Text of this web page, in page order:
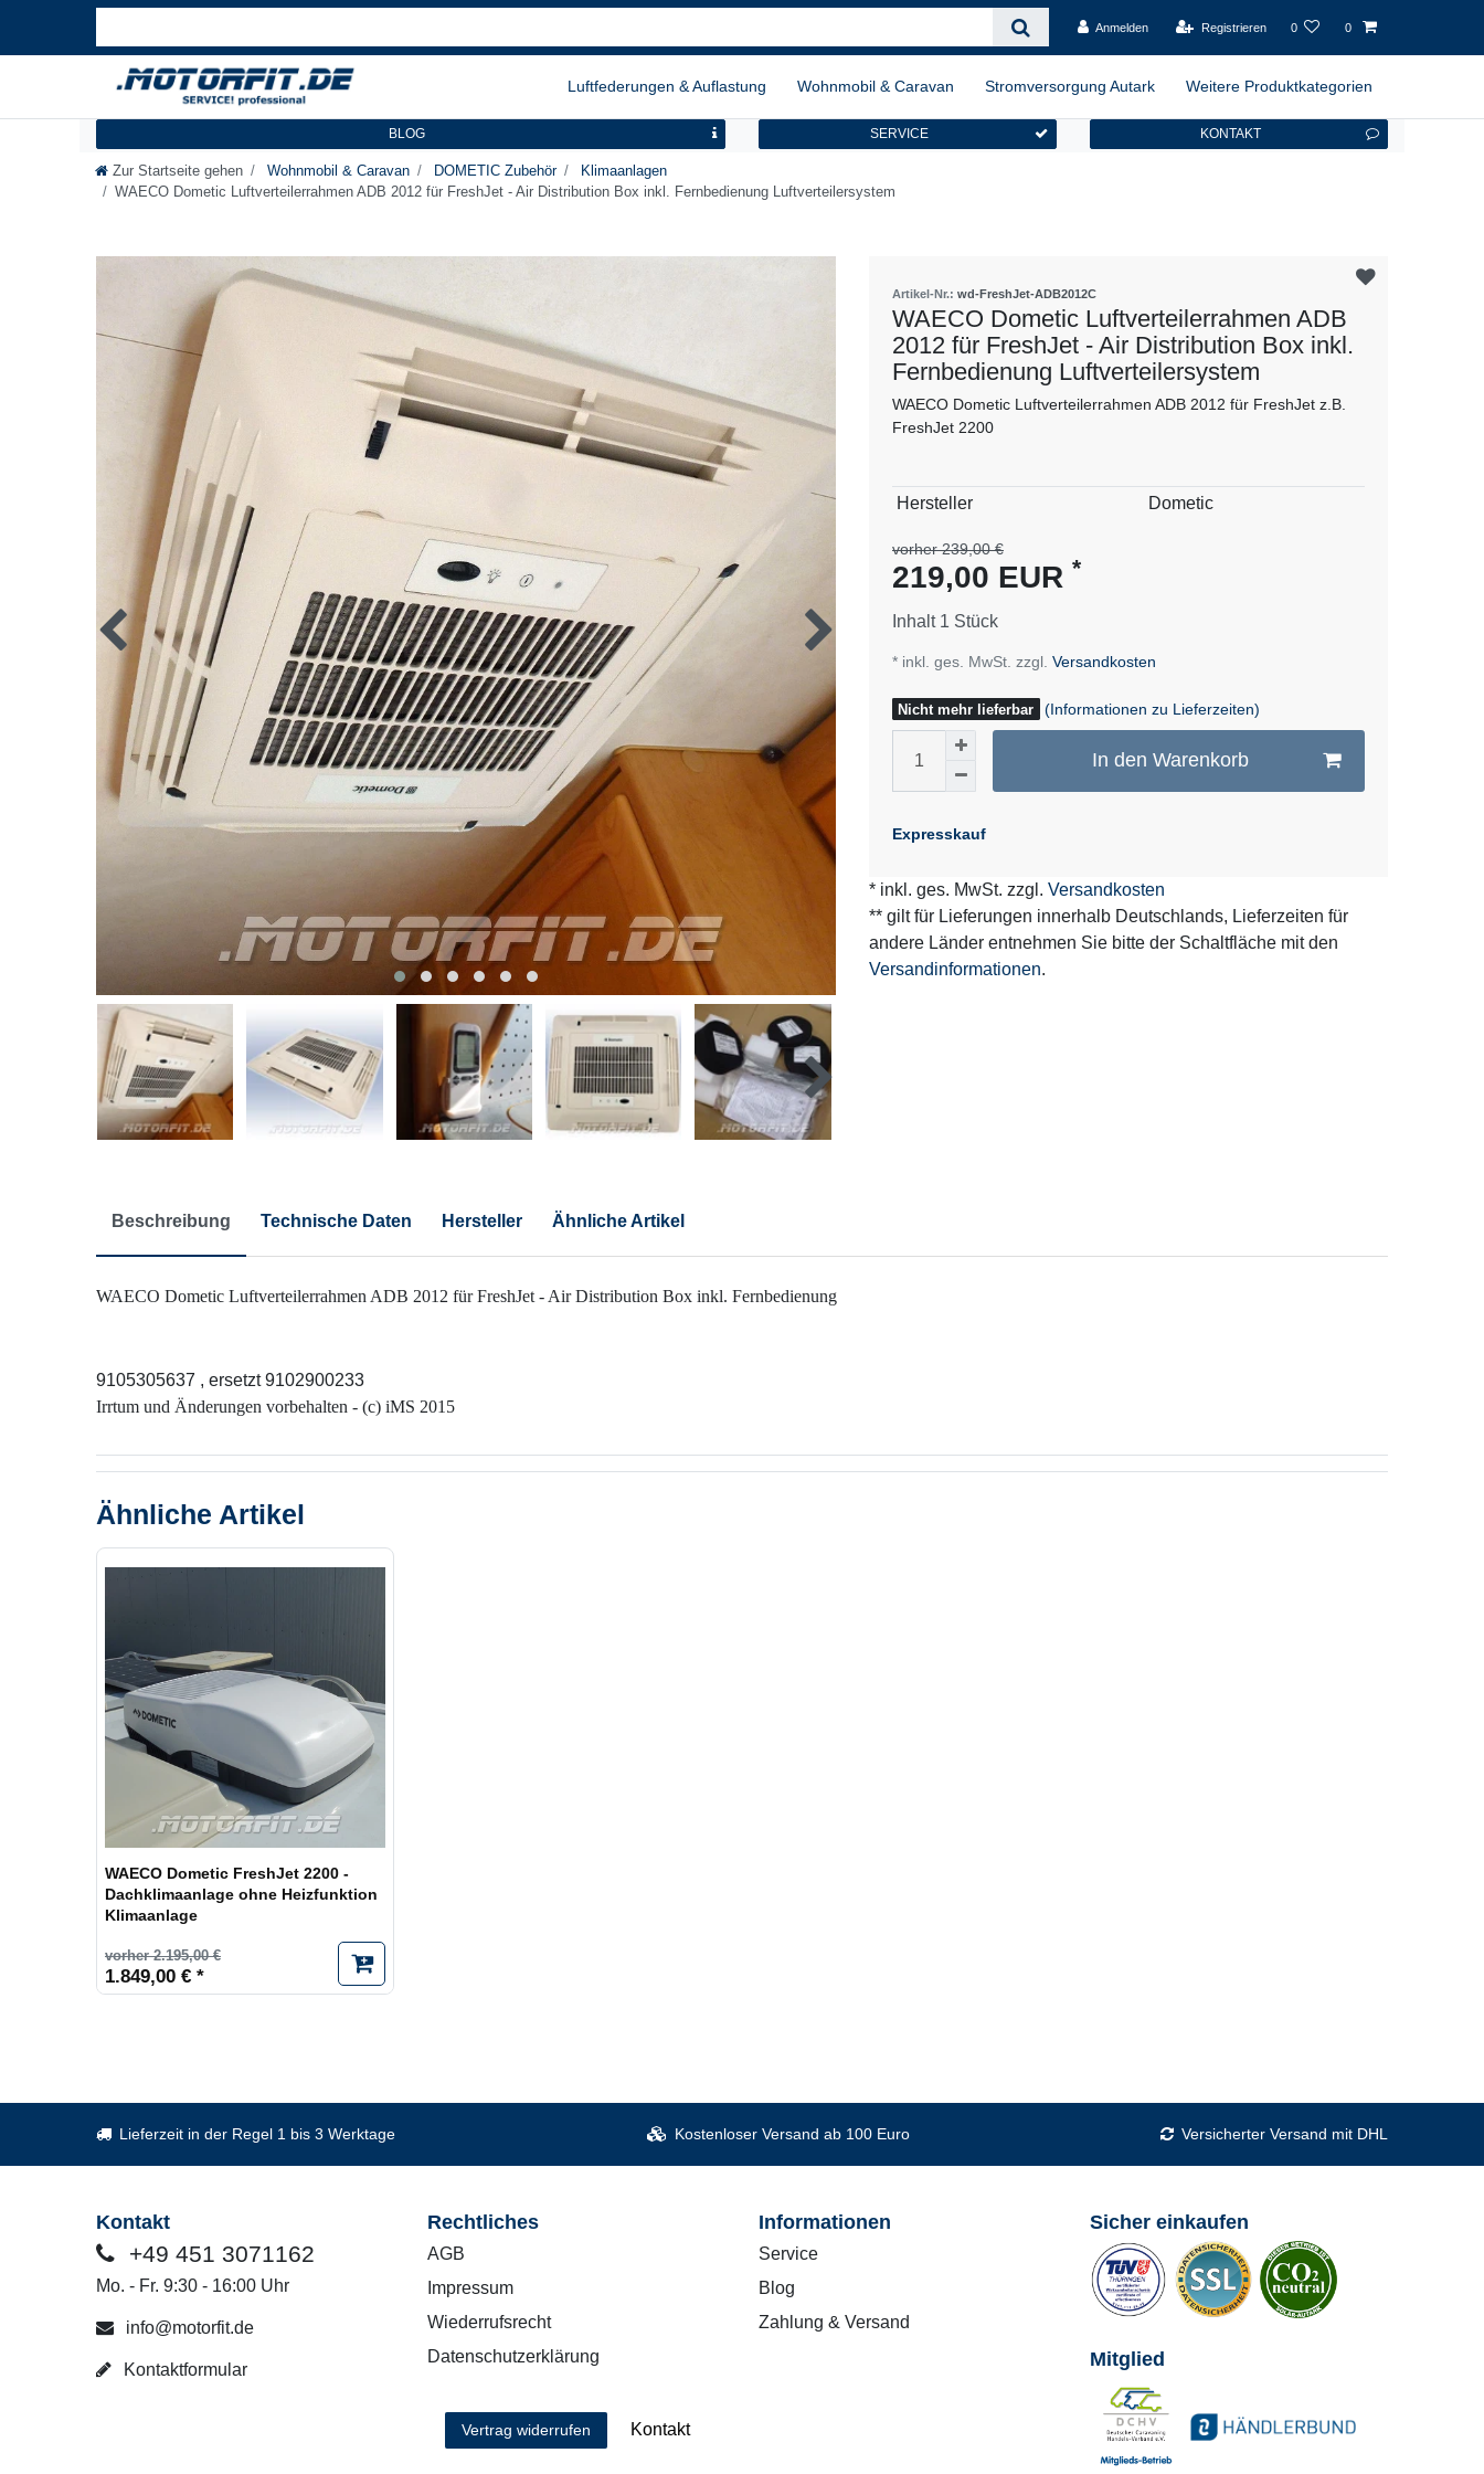
Anmelden Registrieren 0 0
Luftfederungen & Auflastung Wohnmobil & Caravan Stromversorgung Autark Weitere Produktkategorien
BLOG SERVICE KONTAKT
Zur Startseite gehen Wohnmobil & Caravan DOMETIC Zubehör
Klimaanlagen
WAECO Dometic Luftverteilerrahmen ADB 2012 für FreshJet - Air Distribution Box inkl. Fernbedienung Luftverteilersystem
Artikel-Nr.: wd-FreshJet-ADB2012C
WAECO Dometic Luftverteilerrahmen ADB
2012 für FreshJet - Air Distribution Box inkl.
Fernbedienung Luftverteilersystem
WAECO Dometic Luftverteilerrahmen ADB 2012 für FreshJet z.B.
FreshJet 2200
Technisches
Wert
Hersteller Dometic
vorher 239,00 €
219,00 EUR *
Inhalt 1 Stück
* inkl. ges. MwSt. zzgl. Versandkosten
Nicht mehr lieferbar (Informationen zu Lieferzeiten)
In den Warenkorb
Expresskauf
* inkl. ges. MwSt. zzgl. Versandkosten
** gilt für Lieferungen innerhalb Deutschlands, Lieferzeiten für
andere Länder entnehmen Sie bitte der Schaltfläche mit den
Versandinformationen.
Beschreibung Technische Daten Hersteller Ähnliche Artikel
WAECO Dometic Luftverteilerrahmen ADB 2012 für FreshJet - Air Distribution Box inkl. Fernbedienung
9105305637 , ersetzt 9102900233
Irrtum und Änderungen vorbehalten - (c) iMS 2015
Ähnliche Artikel
WAECO Dometic FreshJet 2200 -
Dachklimaanlage ohne Heizfunktion
Klimaanlage
vorher 2.195,00 €
1.849,00 € *
Lieferzeit in der Regel 1 bis 3 Werktage Kostenloser Versand ab 100 Euro Versicherter Versand mit DHL
Kontakt
+49 451 3071162
Mo. - Fr. 9:30 - 16:00 Uhr
info@motorfit.de
Kontaktformular
Rechtliches
AGB
Impressum
Wiederrufsrecht
Datenschutzerklärung
Vertrag widerrufen Kontakt
Informationen
Service
Blog
Zahlung & Versand
Sicher einkaufen
Mitglied